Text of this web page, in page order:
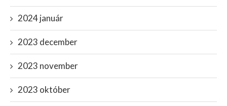
2024 január
2023 december
2023 november
2023 október